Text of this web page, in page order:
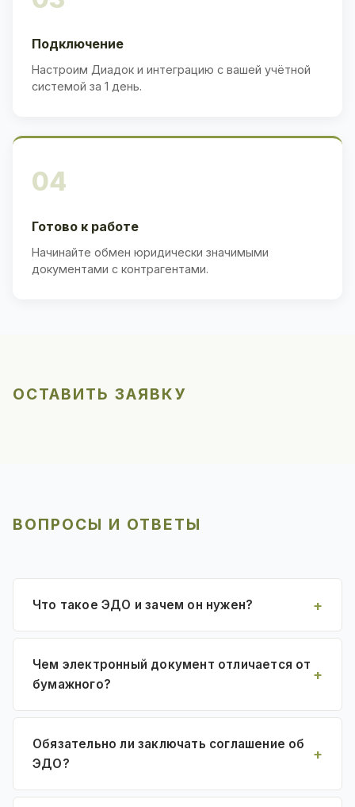
Подключение
Настроим Диадок и интеграцию с вашей учётной
системой за 1 день.
04
Готово к работе
Начинайте обмен юридически значимыми
документами с контрагентами.
ОСТАВИТЬ ЗАЯВКУ
ВОПРОСЫ И ОТВЕТЫ
Что такое ЭДО и зачем он нужен?
Чем электронный документ отличается от
бумажного?
Обязательно ли заключать соглашение об
ЭДО?